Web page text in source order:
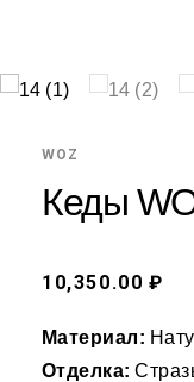
WOZ
Кеды
10,350.00 ₽
Материал:
Отделка: